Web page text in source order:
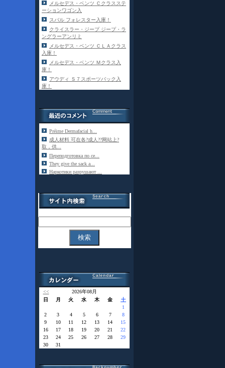
メルセデス・ベンツ Ｃクラスステ
ーションワゴン入
スバル フォレスター入庫！
クライスラー・ジープ ジープ・ラ
ングラーアンリミ
メルセデス・ベンツ ＣＬＡクラス
入庫！
メルセデス・ベンツ Ｍクラス入
庫！
アウディ Ｓ７スポーツバック入
庫！
Préime Dermafacial h...
成人材料 可在各?成人??网站上?
取，供...
Переподготовка по се...
They give the sack a...
Наркотики разрушают ...
<<
2026年08月
日
月 火 水 木 金 土
1
2
3 4 5 6 7
8
9
10 11 12 13 14
15
16
17 18 19 20 21
22
23
24 25 26 27 28
29
30
31